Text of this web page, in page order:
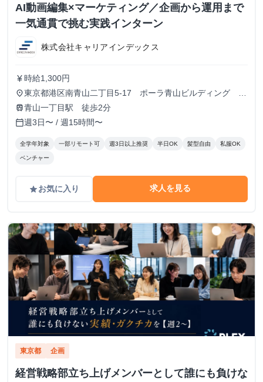
AI動画編集×マーケティング／企画から運用まで
一気通貫で挑む実践インターン
株式会社キャリアインデックス
currency_yen 時給1,300円
place東京都港区南青山二丁目5-17 ポーラ青山ビルディング
13F
train青山一丁目駅 徒歩2分
calendar_today週3日〜 / 週15時間〜
全学年対象 一部リモート可 週3日以上推奨 半日OK 髪型自由 私服OK
ベンチャー
gradeお気に入り 求人を見る
東京都 企画
経営戦略部立ち上げメンバーとして誰にも負けな